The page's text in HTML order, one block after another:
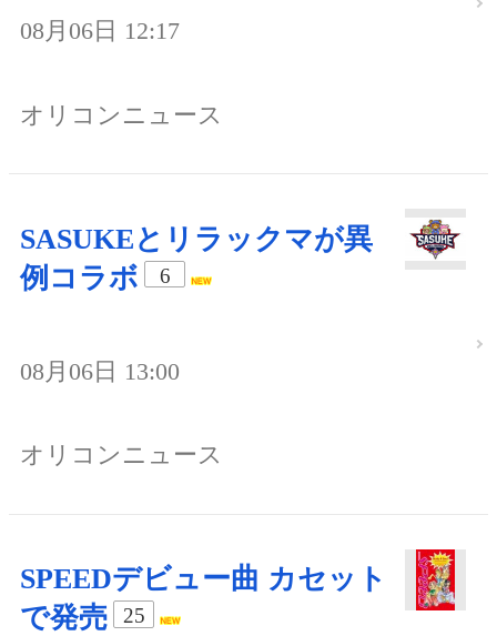
08月06日 12:17
オリコンニュース
SASUKEとリラックマが異
例コラボ
6
08月06日 13:00
オリコンニュース
SPEEDデビュー曲 カセット
で発売
25